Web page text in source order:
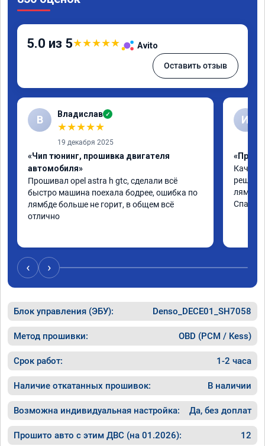
5.0 из 5★★★★★ Avito
Оставить отзыв
В Владислав ✓
★★★★★
19 декабря 2025
«Чип тюнинг, прошивка двигателя
автомобиля»
Прошивал opel astra h gtc, сделали всё
быстро машина поехала бодрее, ошибка по
лямбде больше не горит, в общем всё
отлично
И
решили
лямбде.
‹ ›
Блок управления (ЭБУ): Denso_DECE01_SH7058
Метод прошивки: OBD (PCM / Kess)
Срок работ: 1-2 часа
Наличие откатанных прошивок: В наличии
Возможна индивидуальная настройка: Да, без доплат
Прошито авто с этим ДВС (на 01.2026): 12